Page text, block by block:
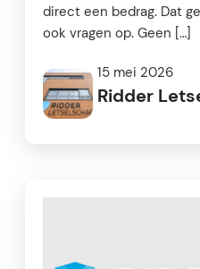
direct een bedrag. Dat
ook vragen op. Geen […]
15 mei 2026
Ridder